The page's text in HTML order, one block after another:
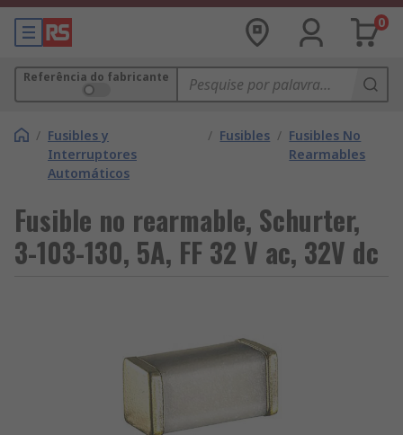
0
Referência do fabricante
/ Fusibles y
Interruptores
Automáticos
/ Fusibles / Fusibles No
Rearmables
Fusible no rearmable, Schurter,
3-103-130, 5A, FF 32 V ac, 32V dc